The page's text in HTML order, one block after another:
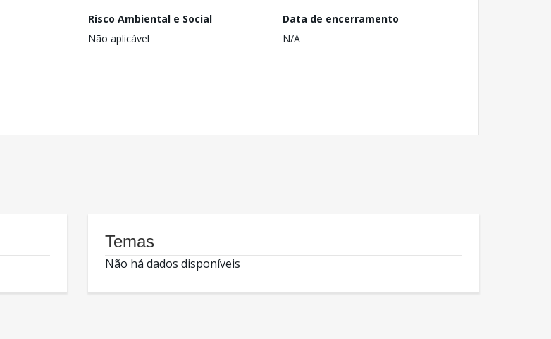
Risco Ambiental e Social
Não aplicável
Data de encerramento
N/A
Temas
Não há dados disponíveis